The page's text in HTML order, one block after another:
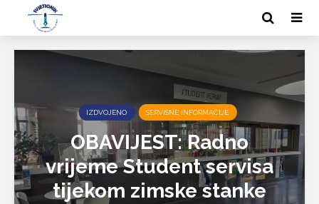
IZDVOJENO SERVISNE INFORMACIJE
OBAVIJEST: Radno
vrijeme Student servisa
tijekom zimske stanke